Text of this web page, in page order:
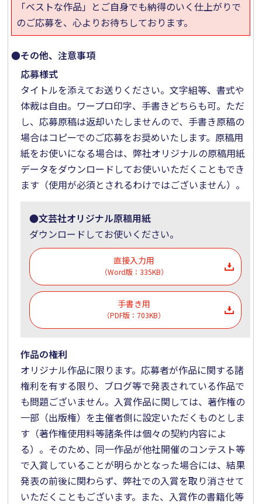
「ベストな作品」とご自身でも納得のいく仕上がりで
のご応募を、心よりお待ちしております。
●その他、注意事項
応募様式
タイトルを添えてお送りください。文字組等、書式や
体裁は自由。ワープロ印字、手書きどちらも可。ただ
し、応募原稿は返却いたしませんので、手書き原稿の
場合はコピーでのご応募をお奨めいたします。原稿用
紙をお使いになる場合は、弊社オリジナルの原稿用紙
データをダウンロードしてお使いいただくこともでき
ます（使用が必須とされるわけではございません）。
●文芸社オリジナル原稿用紙
ダウンロードしてお使いください。
直接入力用
（Word版：335KB）
手書き用
（PDF版：703KB）
作品の権利
オリジナル作品に限ります。応募者が作品に関する諸
権利を有する限り、ブログ等で発表されている作品で
も問題ございません。入賞作品に関しては、著作権の
一部（出版権）を主催者側に設定いただくものとしま
す（著作権使用料等諸条件は個々の契約内容によ
る）。そのため、同一作品が他社開催のコンテスト等
で入賞していることが明らかとなった場合には、結果
発表の前後に関わらず、弊社での入賞を取り消させて
いただくこともございます。また、入賞作の書籍化等